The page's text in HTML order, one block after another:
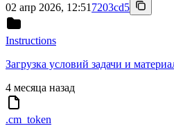
02 апр 2026, 12:51 7203cd5
Instructions
Загрузка условий задачи и
4 месяца назад
.cm_token